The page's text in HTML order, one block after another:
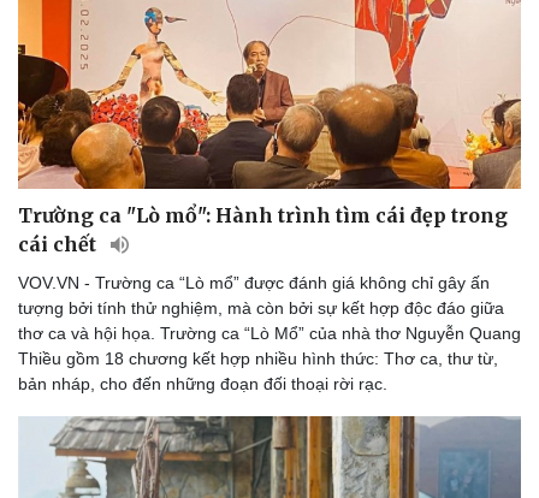
Văn học
Âm nhạc
Di sản
Thời trang
Trường ca "Lò mổ": Hành trình tìm cái đẹp trong
cái chết
VOV.VN - Trường ca “Lò mổ” được đánh giá không chỉ gây ấn
tượng bởi tính thử nghiệm, mà còn bởi sự kết hợp độc đáo giữa
thơ ca và hội họa. Trường ca “Lò Mổ” của nhà thơ Nguyễn Quang
Thiều gồm 18 chương kết hợp nhiều hình thức: Thơ ca, thư từ,
bản nháp, cho đến những đoạn đối thoại rời rạc.